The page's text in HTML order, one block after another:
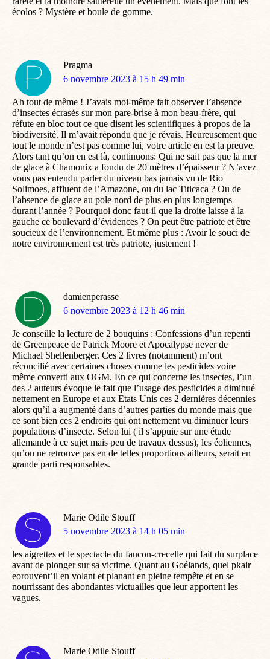
écolos ? Mystère et boule de gomme.
Pragma
dit
6 novembre 2023 à 15 h 49 min
Ah tout de même ! J’avais moi-même fait observer l’absence
d’insectes écrasés sur mon pare-brise à mon beau-frère, qui
réfute en bloc tout ce que disent les scientifiques à propos de la
biodiversité. Il m’avait répondu que je rêvais. Heureusement que
tout le monde n’est pas comme lui, votre article en est la preuve.
Alors tant qu’on en est là, continuons: Qui ne sait pas que la mer
de glace à Chamonix a fondu de 20 mètres d’épaisseur ? N’avez
vous pas entendu parler du niveau bas jamais vu de Rio
Solimoes, affluent de l’Amazone, ou du lac Titicaca ? Ou de
l’absence de glace au pole nord de plus en plus longtemps
durant l’année ? Pourquoi donc faut-il que la droite laisse à la
gauche ce boulevard d’évidences ? On peut être patriote et être
soucieux de l’environnement. Et même plus : Avoir le souci de
notre environnement est très patriote, justement !
damienperasse
dit
6 novembre 2023 à 12 h 46 min
Je conseille la lecture de 2 bouquins : Confessions d’un repenti
de Greenpeace de Patrick Moore et Apocalypse never de
Michael Shellenberger. Ces 2 livres (notamment) m’ont
réconcilié avec certaines choses comme les pesticides voire
même converti aux OGM. En ce qui concerne les insectes, l’un
des 2 auteurs évoque le fait que l’usage des pesticides a diminué
nettement en Europe et aux Etats Unis ces 2 dernières décennies
alors qu’il a augmenté dans d’autres parties du monde mais que
ce sont bien ces 2 endroits qui ont nettement vu diminuer leurs
populations d’insecte. Selon lui ( il s’appuie sur une étude
allemande à ce sujet mais peu de travaux dessus), les éoliennes,
qu’on ne retrouve pas en de telles proportions ailleurs, serait en
grande parti responsables.
Marie Odile Stouff
dit
5 novembre 2023 à 14 h 05 min
les aigrettes et le spectacle du faucon-crecelle qui fait du surplace
avant de plonger sur sa victime. Quant au Goélands, quel pkair
eorouvent’il en volant et planant en pleine tempête et en se
nourrissant des abondantes victuailles que leur apportent les
vagues.
Marie Odile Stouff